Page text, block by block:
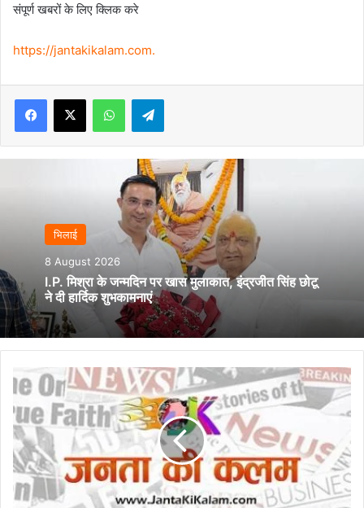
संपूर्ण खबरों के लिए क्लिक करे
https://jantakikalam.com.
Facebook
X WhatsAppTelegram
भिलाई
8 August 2026
I.P. मिश्रा के जन्मदिन पर खास मुलाकात, इंद्रजीत सिंह छोटू
ने दी हार्दिक शुभकामनाएं
छोटी-
छोटी
पर
महत्वपूर्ण
जानकारी...पढ़े पूरी खबर...